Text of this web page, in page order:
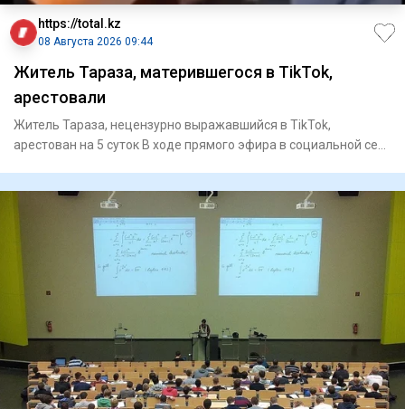
https://total.kz
08 Августа 2026 09:44
Житель Тараза, матерившегося в TikTok,
арестовали
Житель Тараза, нецензурно выражавшийся в TikTok,
арестован на 5 суток В ходе прямого эфира в социальной сети